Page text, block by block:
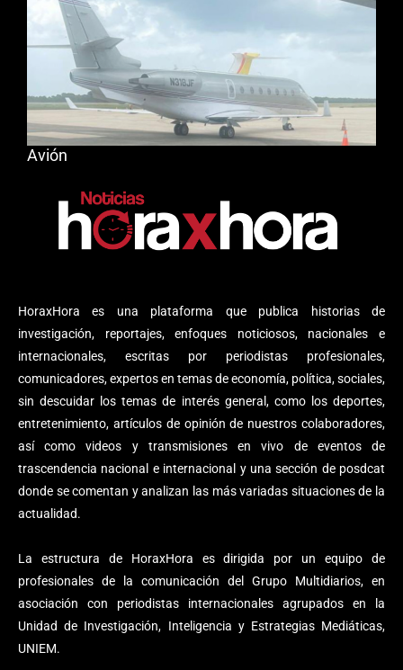
HoraxHora es una plataforma que publica historias de
investigación, reportajes, enfoques noticiosos, nacionales e
internacionales, escritas por periodistas profesionales,
comunicadores, expertos en temas de economía, política, sociales,
sin descuidar los temas de interés general, como los deportes,
entretenimiento, artículos de opinión de nuestros colaboradores,
así como videos y transmisiones en vivo de eventos de
trascendencia nacional e internacional y una sección de posdcat
donde se comentan y analizan las más variadas situaciones de la
actualidad.
La estructura de HoraxHora es dirigida por un equipo de
profesionales de la comunicación del Grupo Multidiarios, en
asociación con periodistas internacionales agrupados en la
Unidad de Investigación, Inteligencia y Estrategias Mediáticas,
UNIEM.
Avión